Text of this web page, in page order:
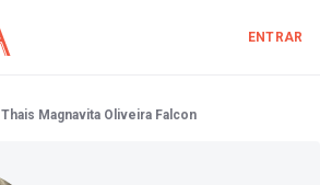
ENTRAR
Thais Magnavita Oliveira Falcon